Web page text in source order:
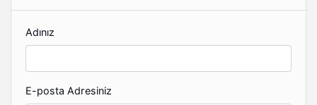
Adınız
E-posta Adresiniz